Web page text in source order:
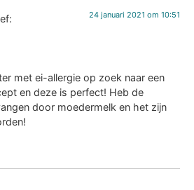
24 januari 2021 om 10:51
met ei-allergie op zoek naar een
en deze is perfect! Heb de
door moedermelk en het zijn